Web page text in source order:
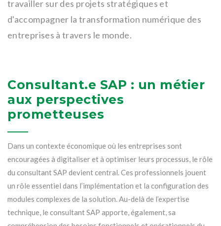
travailler sur des projets stratégiques et
d'accompagner la transformation numérique des
entreprises à travers le monde.
Consultant.e SAP : un métier
aux perspectives
prometteuses
Dans un contexte économique où les entreprises sont
encouragées à digitaliser et à optimiser leurs processus, le rôle
du consultant SAP devient central. Ces professionnels jouent
un rôle essentiel dans l’implémentation et la configuration des
modules complexes de la solution. Au-delà de l’expertise
technique, le consultant SAP apporte, également, sa